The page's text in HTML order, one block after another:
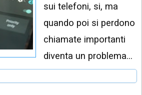
sui telefoni, si, ma
quando poi si perdono
chiamate importanti
diventa un problema…